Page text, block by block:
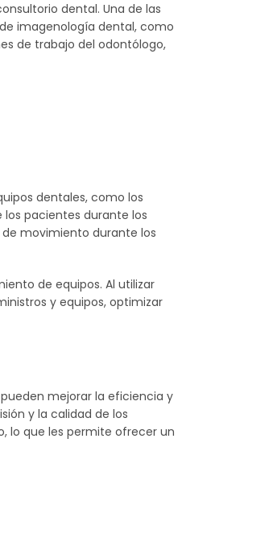
dental. Una de las
imagenología dental, como
de trabajo del odontólogo,
dentales, como los
pacientes durante los
movimiento durante los
de equipos. Al utilizar
y equipos, optimizar
mejorar la eficiencia y
y la calidad de los
lo que les permite ofrecer un